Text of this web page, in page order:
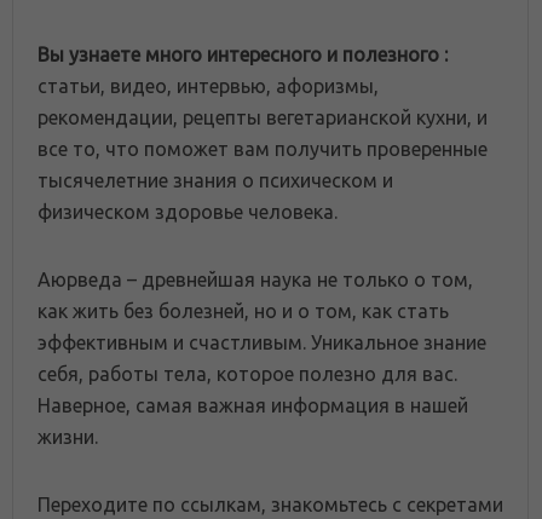
Вы узнаете много интересного и полезного :
статьи, видео, интервью, афоризмы,
рекомендации, рецепты вегетарианской кухни, и
все то, что поможет вам получить проверенные
тысячелетние знания о психическом и
физическом здоровье человека.
Аюрведа – древнейшая наука не только о том,
как жить без болезней, но и о том, как стать
эффективным и счастливым. Уникальное знание
себя, работы тела, которое полезно для вас.
Наверное, самая важная информация в нашей
жизни.
Переходите по ссылкам, знакомьтесь с секретами